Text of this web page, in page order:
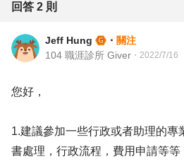
回答 2 則
Jeff Hung ・ 關注
104 職涯診所 Giver ・ 2022/7/16
您好，
1.建議參加一些行政或者助理的專
書處理，行政流程，費用申請等